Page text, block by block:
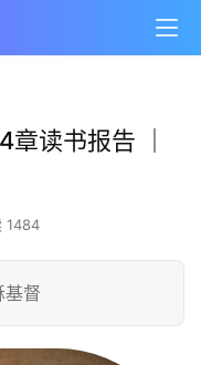
章读书报告 ｜
1484
基督